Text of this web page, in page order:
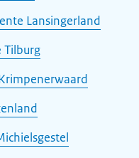
Lansingerland
Tilburg